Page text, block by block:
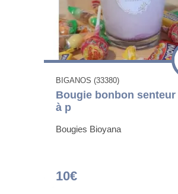
BIGANOS (33380)
Bougie bonbon senteur
à p
Bougies Bioyana
10€